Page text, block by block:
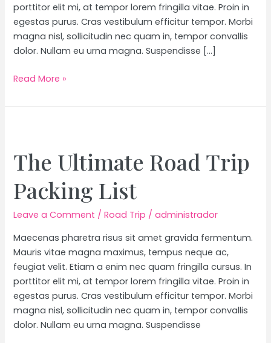
porttitor elit mi, at tempor lorem fringilla vitae. Proin in
egestas purus. Cras vestibulum efficitur tempor. Morbi
magna nisl, sollicitudin nec quam in, tempor convallis
dolor. Nullam eu urna magna. Suspendisse […]
“The
Packing
Campers”
Read More »
The Ultimate Road Trip
Packing List
Leave a Comment /Road Trip /administrador
Maecenas pharetra risus sit amet gravida fermentum.
Mauris vitae magna maximus, tempus neque ac,
feugiat velit. Etiam a enim nec quam fringilla cursus. In
porttitor elit mi, at tempor lorem fringilla vitae. Proin in
egestas purus. Cras vestibulum efficitur tempor. Morbi
magna nisl, sollicitudin nec quam in, tempor convallis
dolor. Nullam eu urna magna. Suspendisse